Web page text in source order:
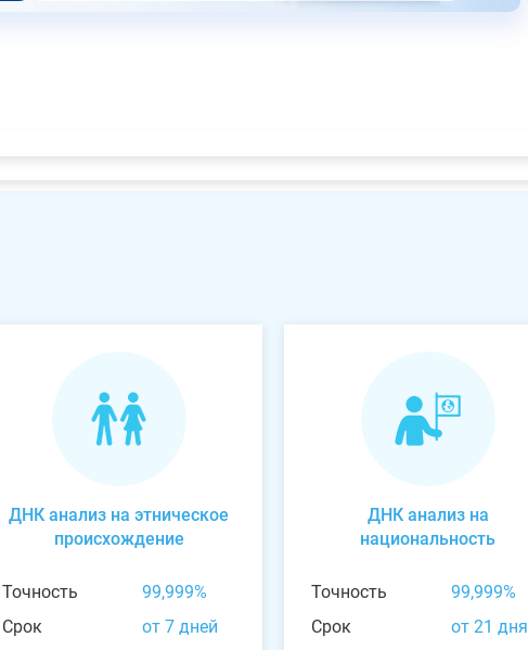
ДНК анализ на этническое
происхождение
Точность
99,999%
Срок
от 7 дней
ДНК анализ на
национальность
Точность
99,999%
Срок
от 21 дня